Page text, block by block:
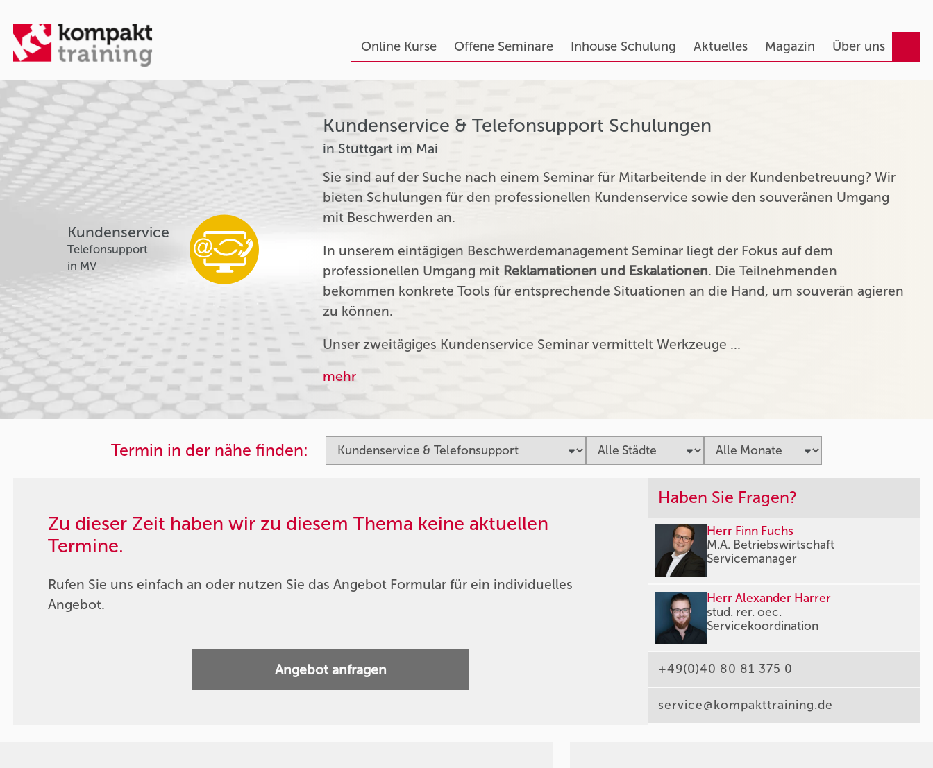
Online Kurse Offene Seminare Inhouse Schulung Aktuelles Magazin Über uns
Kundenservice
Telefonsupport
in MV
Kundenservice & Telefonsupport Schulungen
in Stuttgart im Mai
Sie sind auf der Suche nach einem Seminar für Mitarbeitende in der Kundenbetreuung? Wir
bieten Schulungen für den professionellen Kundenservice sowie den souveränen Umgang
mit Beschwerden an.
In unserem eintägigen Beschwerdemanagement Seminar liegt der Fokus auf dem
professionellen Umgang mit Reklamationen und Eskalationen. Die Teilnehmenden
bekommen konkrete Tools für entsprechende Situationen an die Hand, um souverän agieren
zu können.
Unser zweitägiges Kundenservice Seminar vermittelt Werkzeuge …
mehr
Termin in der nähe finden:
Zu dieser Zeit haben wir zu diesem Thema keine aktuellen
Termine.
Rufen Sie uns einfach an oder nutzen Sie das Angebot Formular für ein individuelles
Angebot.
Angebot anfragen
Haben Sie Fragen?
Herr Finn Fuchs
M.A. Betriebswirtschaft
Servicemanager
Herr Alexander Harrer
stud. rer. oec.
Servicekoordination
+49(0)40 80 81 375 0
service@kompakttraining.de